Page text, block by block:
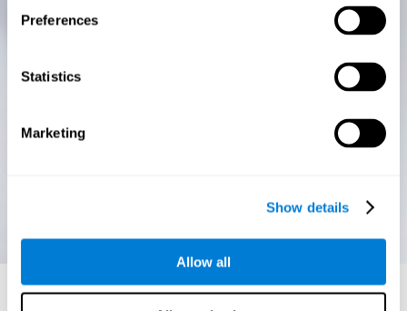
Preferences
Statistics
Marketing
Show details
Allow all